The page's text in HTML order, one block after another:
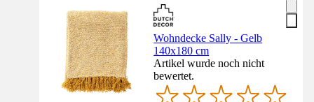
Wohndecke Sally - Gelb
140x180 cm
Artikel wurde noch nicht
bewertet.